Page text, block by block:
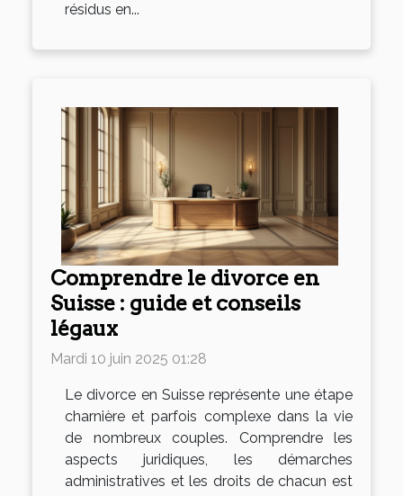
résidus en...
Comprendre le divorce en
Suisse : guide et conseils
légaux
Mardi 10 juin 2025 01:28
Le divorce en Suisse représente une étape
charnière et parfois complexe dans la vie
de nombreux couples. Comprendre les
aspects juridiques, les démarches
administratives et les droits de chacun est